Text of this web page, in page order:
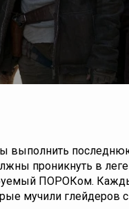
выполнить
проникнуть в
ПОРОКом.
мучили глейдеров